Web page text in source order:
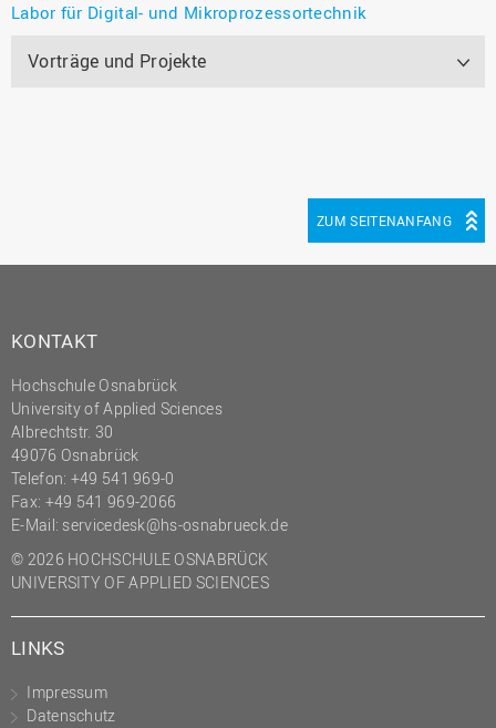
Labor für Digital- und Mikroprozessortechnik
Vorträge und Projekte
ZUM SEITENANFANG
KONTAKT
Hochschule Osnabrück
University of Applied Sciences
Albrechtstr. 30
49076 Osnabrück
Telefon: +49 541 969-0
Fax: +49 541 969-2066
E-Mail: servicedesk@hs-osnabrueck.de
© 2026 HOCHSCHULE OSNABRÜCK
UNIVERSITY OF APPLIED SCIENCES
LINKS
Impressum
Datenschutz